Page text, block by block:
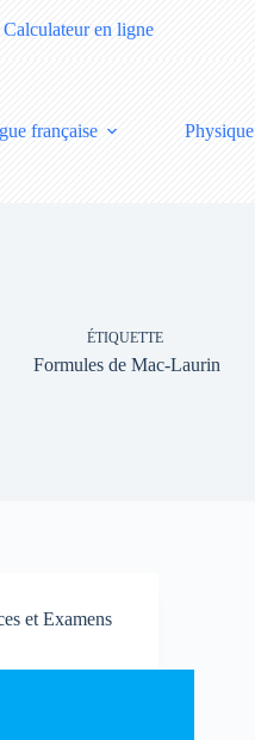
Calculateur en ligne
française Physique
ÉTIQUETTE
Formules de Mac-Laurin
et Examens